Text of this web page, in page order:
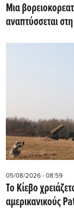
Μια
αναπτύσσεται
05/08/2026 - 08:59
Το Κίεβο
αμερικανικούς